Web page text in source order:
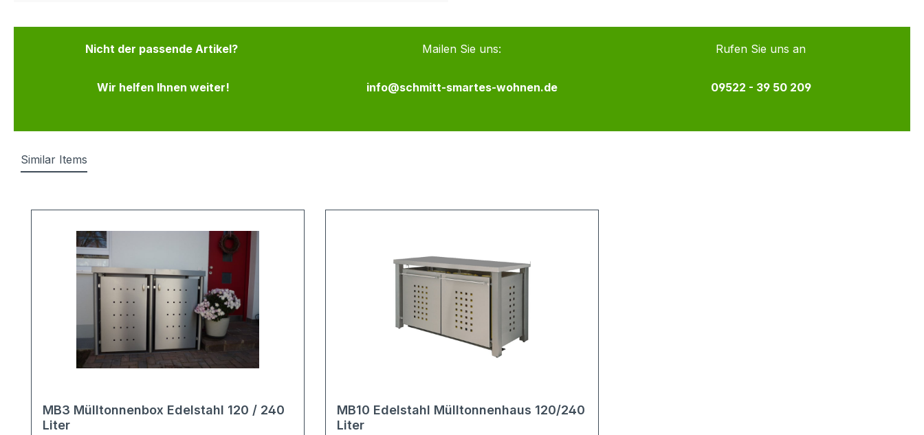
Nicht der passende Artikel?
Wir helfen Ihnen weiter!
Mailen Sie uns:
info@schmitt-smartes-wohnen.de
Rufen Sie uns an
09522 - 39 50 209
Similar Items
MB3 Mülltonnenbox Edelstahl 120 / 240
Liter
MB10 Edelstahl Mülltonnenhaus 120/240
Liter